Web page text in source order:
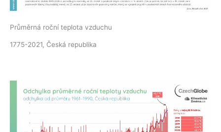
Průměrná roční teplota vzduchu
1775-2021, Česká republika